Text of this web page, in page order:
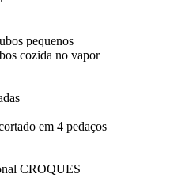
pequenos
cozida no vapor
em 4 pedaços
CROQUES